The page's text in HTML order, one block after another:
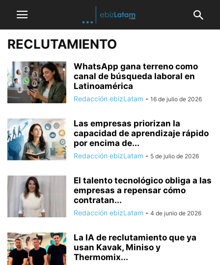
RECLUTAMIENTO
WhatsApp gana terreno como
canal de búsqueda laboral en
Latinoamérica
Redacción ebizLatam - 16 de julio de 2026
Las empresas priorizan la
capacidad de aprendizaje rápido
por encima de...
Redacción ebizLatam - 5 de julio de 2026
El talento tecnológico obliga a las
empresas a repensar cómo
contratan...
Redacción ebizLatam - 4 de junio de 2026
La IA de reclutamiento que ya
usan Kavak, Miniso y
Thermomix...